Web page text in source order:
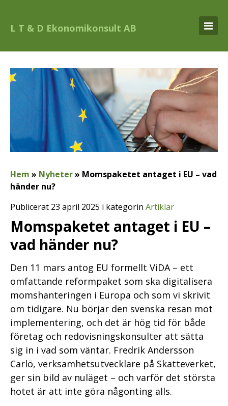
L T & D Ekonomikonsult AB
Hem » Nyheter» Momspaketet antaget i EU – vad
händer nu?
Publicerat 23 april 2025 i kategorin Artiklar
Momspaketet antaget i EU –
vad händer nu?
Den 11 mars antog EU formellt ViDA – ett
omfattande reformpaket som ska digitalisera
momshanteringen i Europa och som vi skrivit
om tidigare. Nu börjar den svenska resan mot
implementering, och det är hög tid för både
företag och redovisningskonsulter att sätta
sig in i vad som väntar. Fredrik Andersson
Carlö, verksamhetsutvecklare på Skatteverket,
ger sin bild av nuläget – och varför det största
hotet är att inte göra någonting alls.